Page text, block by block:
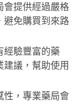
會提供經過嚴格
避免購買到來路
經驗豐富的藥
建議，幫助使用
性，專業藥局會